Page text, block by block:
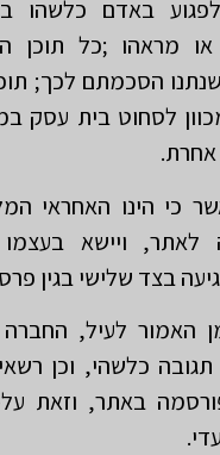
באדם כלשהו
מראהו ;כל תוכן
הסכמתם לכך;
לסחוט בית עסק
אחרת.
כי הינו האחראי
לאתר, ויישא בעצמו
בצד שלישי בגין
האמור לעיל,
כלשהי, וכן
באתר, וזאת